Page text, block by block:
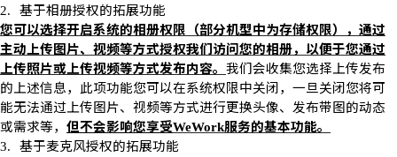
2.
基于相册授权的拓展功能
您可以选择开启系统的相册权限（部分机型中为存储权限），通过
主动上传图片、视频等方式授权我们访问您的相册，以便于您通过
上传照片或上传视频等方式发布内容。 我们会收集您选择上传发布
的上述信息，此项功能您可以在系统权限中关闭，一旦关闭您将可
能无法通过上传图片、视频等方式进行更换头像、发布带图的动态
或需求等， 但不会影响您享受WeWork服务的基本功能。
3.
基于麦克风授权的拓展功能